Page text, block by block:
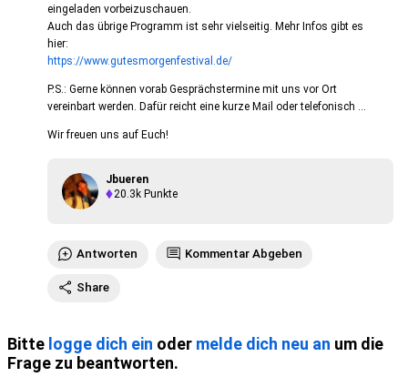
eingeladen vorbeizuschauen.
Auch das übrige Programm ist sehr vielseitig. Mehr Infos gibt es
hier:
https://www.gutesmorgenfestival.de/
P.S.: Gerne können vorab Gesprächstermine mit uns vor Ort
vereinbart werden. Dafür reicht eine kurze Mail oder telefonisch ...
Wir freuen uns auf Euch!
Jbueren
20.3k Punkte
Antworten Kommentar Abgeben
Share
Bitte logge dich ein oder melde dich neu an um die
Frage zu beantworten.